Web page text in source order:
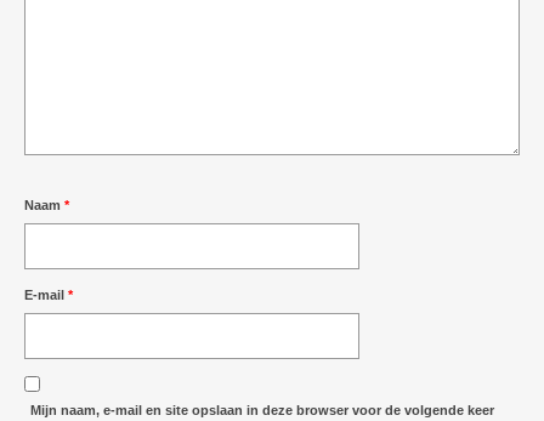
Naam *
E-mail *
Mijn naam, e-mail en site opslaan in deze browser voor de volgende keer